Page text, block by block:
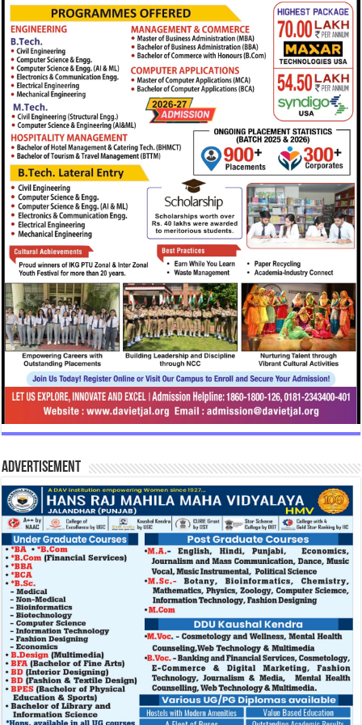
Advertisement